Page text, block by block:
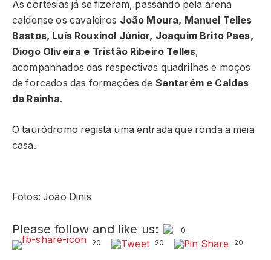
As cortesias já se fizeram, passando pela arena
caldense os cavaleiros João Moura, Manuel Telles
Bastos, Luís Rouxinol Júnior, Joaquim Brito Paes,
Diogo Oliveira e Tristão Ribeiro Telles,
acompanhados das respectivas quadrilhas e moços
de forcados das formações de Santarém e Caldas
da Rainha.
O tauródromo regista uma entrada que ronda a meia
casa.
Fotos: João Dinis
Please follow and like us:
0
20
20 20